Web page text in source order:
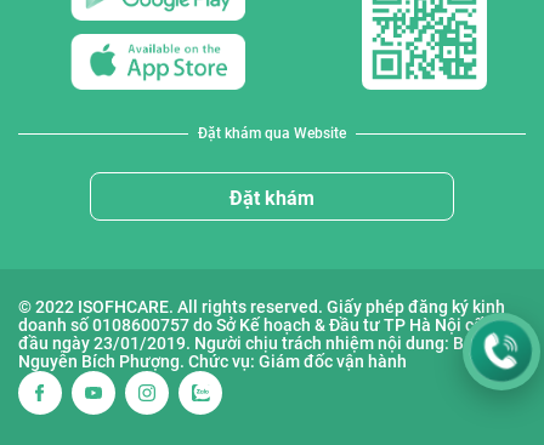
Đặt khám qua Website
Đặt khám
© 2022 ISOFHCARE. All rights reserved. Giấy phép đăng ký kinh
doanh số 0108600757 do Sở Kế hoạch & Đầu tư TP Hà Nội cấp lần
đầu ngày 23/01/2019. Người chịu trách nhiệm nội dung: Bà
Nguyễn Bích Phượng. Chức vụ: Giám đốc vận hành